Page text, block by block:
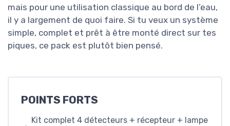
mais pour une utilisation classique au bord de l’eau,
il y a largement de quoi faire. Si tu veux un système
simple, complet et prêt à être monté direct sur tes
piques, ce pack est plutôt bien pensé.
POINTS FORTS
Kit complet 4 détecteurs + récepteur + lampe